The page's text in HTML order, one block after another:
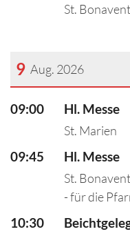
St.
9 Aug. 2026
09:00 Hl. Messe
St. Marien
09:45 Hl. Messe
St.
- für die
10:30